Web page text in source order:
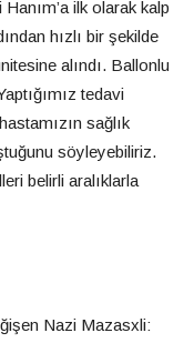
ilk olarak kalp
hızlı bir şekilde
alındı. Ballonlu
tedavi
sağlık
söyleyebiliriz.
belirli aralıklarla
Nazi Mazasxli: